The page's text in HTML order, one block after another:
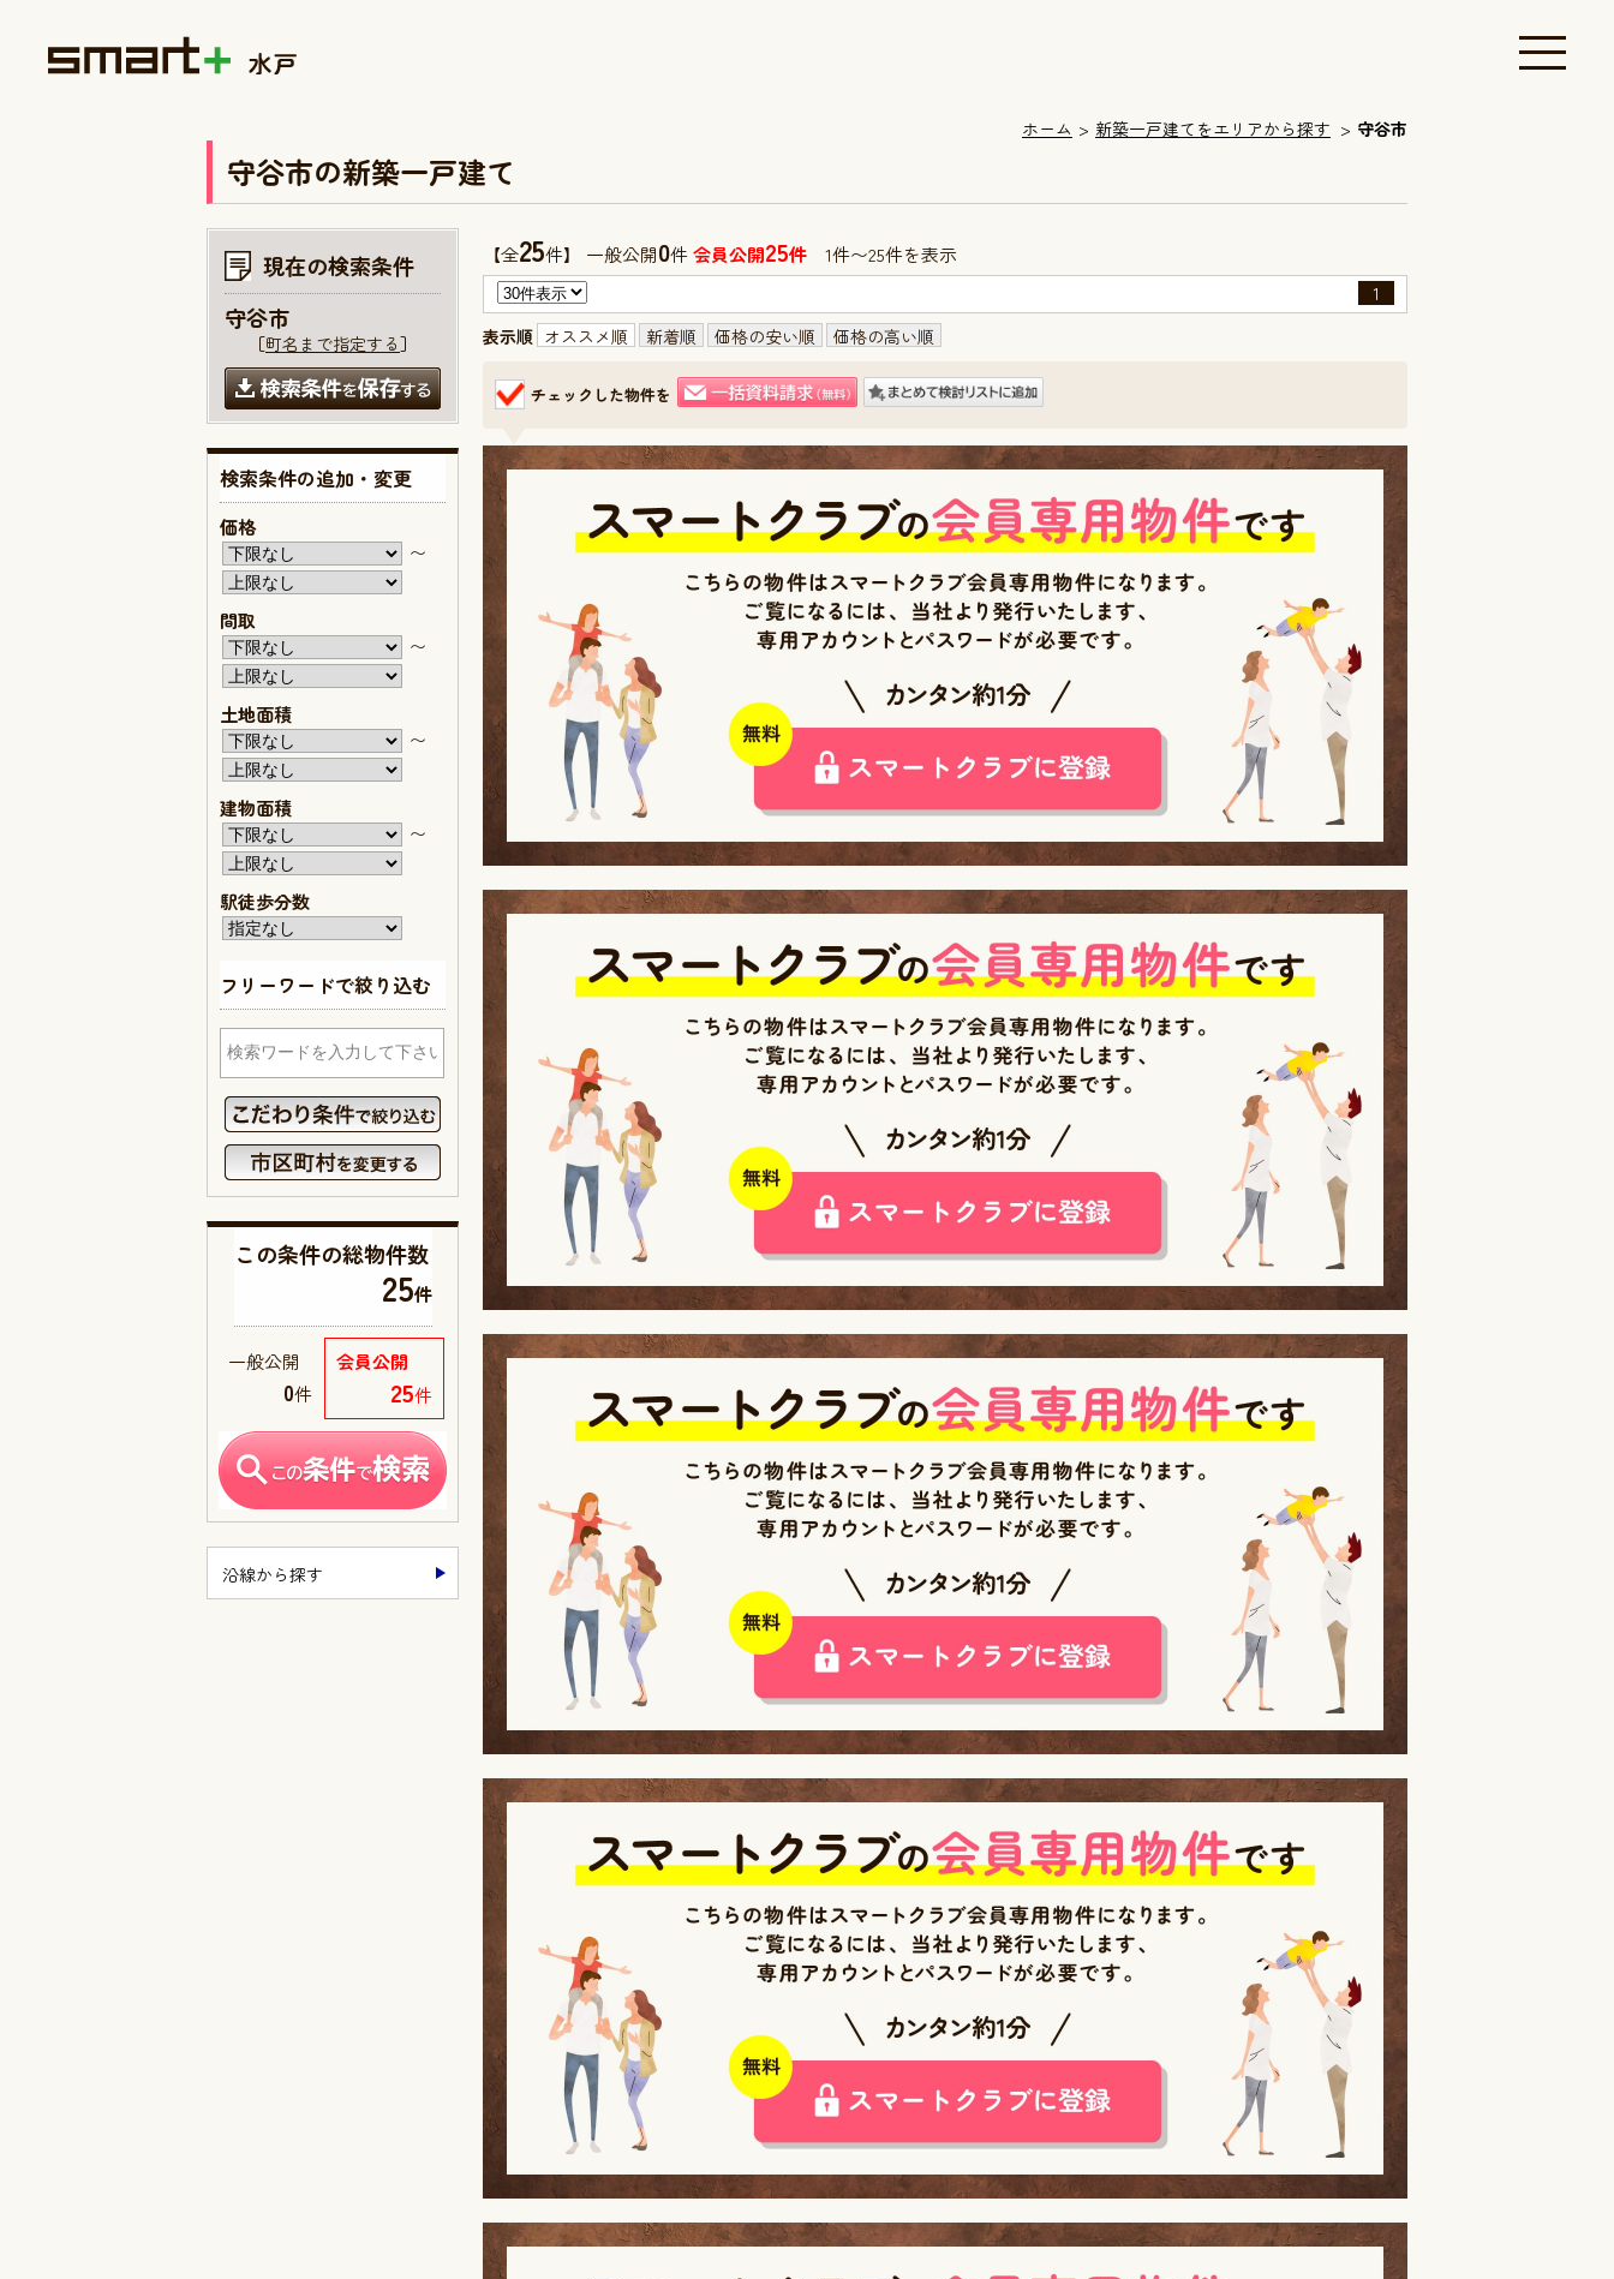
ホーム 新築一戸建てをエリアから探す 守谷市
守谷市の新築一戸建て
【全25件】 一般公開0件会員公開25件 1件〜25件を表示
1
表示順 オススメ順 新着順 価格の安い順 価格の高い順
チェックした物件を
現在の検索条件
守谷市
［町名まで指定する］
検索条件の追加・変更
価格
〜
間取
〜
土地面積
〜
建物面積
〜
駅徒歩分数
フリーワードで絞り込む
この条件の総物件数
25件
会員公開
25件
一般公開
0件
沿線から探す